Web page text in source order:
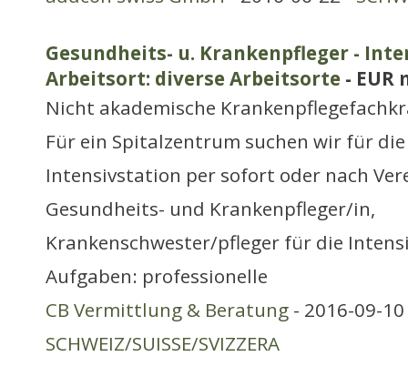
Gesundheits- u. Krankenpfleger -
Arbeitsort: diverse Arbeitsorte -
Nicht akademische
Für ein Spitalzentrum suchen wir für
Intensivstation per sofort oder nach
Gesundheits- und Krankenpfleger/in,
Krankenschwester/pfleger für die
Aufgaben: professionelle
CB Vermittlung & Beratung - 2016-09-
SCHWEIZ/SUISSE/SVIZZERA